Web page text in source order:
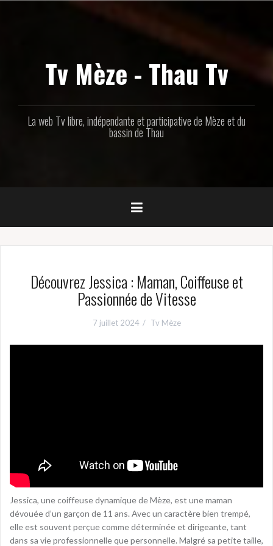
Tv Mèze - Thau Tv
La web Tv libre, indépendante et participative de Mèze et du
bassin de Thau
Découvrez Jessica : Maman, Coiffeuse et
Passionnée de Vitesse
7 juillet 2024 Tv Mèze
Jessica, une coiffeuse dynamique de Mèze, est une maman
dévouée d’un garçon de 11 ans. Avec un caractère bien trempé,
elle est souvent perçue comme déterminée et dirigeante, tant
dans sa vie professionnelle que personnelle. Malgré sa petite taille,